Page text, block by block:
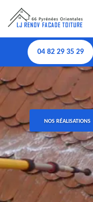
04 82 29 35 29
NOS RÉALISATIONS